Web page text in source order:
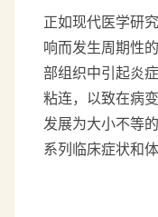
正如现代医学研
响而发生周期性
部组织中引起炎
粘连，以致在病
发展为大小不等
系列临床症状和体